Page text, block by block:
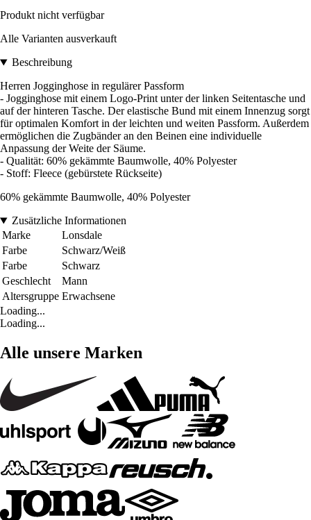
Produkt nicht verfügbar
Alle Varianten ausverkauft
Beschreibung
Herren Jogginghose in regulärer Passform
- Jogginghose mit einem Logo-Print unter der linken Seitentasche und
auf der hinteren Tasche. Der elastische Bund mit einem Innenzug sorgt
für optimalen Komfort in der leichten und weiten Passform. Außerdem
ermöglichen die Zugbänder an den Beinen eine individuelle
Anpassung der Weite der Säume.
- Qualität: 60% gekämmte Baumwolle, 40% Polyester
- Stoff: Fleece (gebürstete Rückseite)
60% gekämmte Baumwolle, 40% Polyester
Zusätzliche Informationen
Marke
Lonsdale
Farbe
Schwarz/Weiß
Farbe
Schwarz
Geschlecht
Mann
Altersgruppe Erwachsene
Loading...
Loading...
Alle unsere Marken